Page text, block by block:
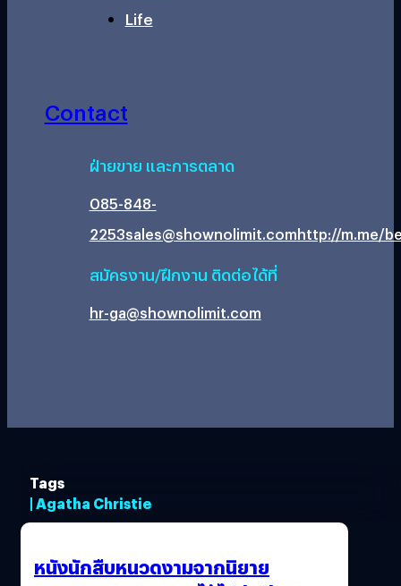
Life
Contact
ฝ่ายขาย และการตลาด
085-848-
2253sales@shownolimit.comhttp://m.me/
สมัครงาน/ฝึกงาน ติดต่อได้ที่
hr-ga@shownolimit.com
Tags
| Agatha Christie
หนังนักสืบหนวดงามจากนิยาย